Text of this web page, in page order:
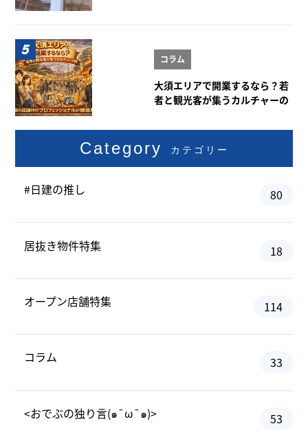
コラム
大須エリアで開業するなら？若
者と観光客が集うカルチャーの
Category カテゴリー
#日建の推し 80
居抜き物件特集 18
オープン店舗特集 114
コラム 33
<おでぶの独り言(๑¯ω¯๑)> 53